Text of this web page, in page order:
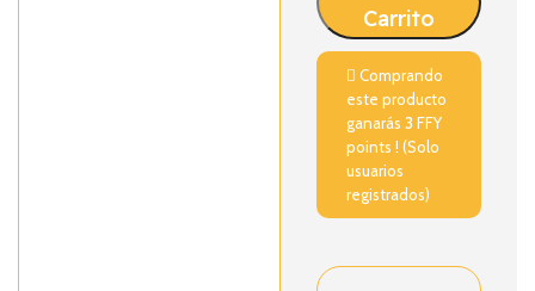
Carrito
Comprando
este producto
ganarás3 FFY
points ! (Solo
usuarios
registrados)